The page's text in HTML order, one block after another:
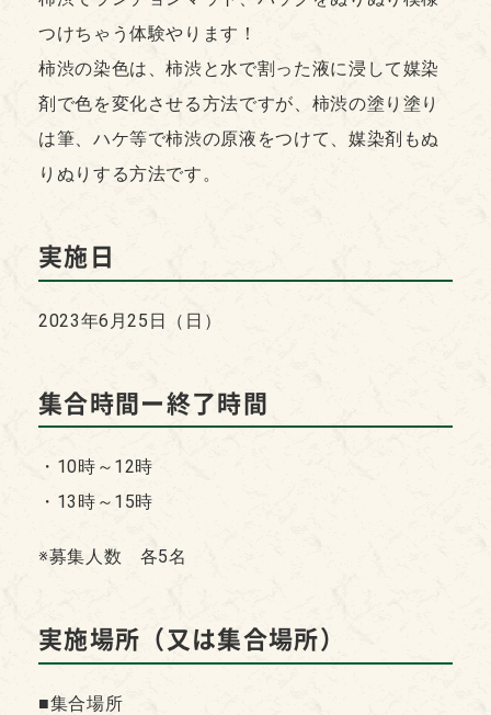
つけちゃう体験やります！
柿渋の染色は、柿渋と水で割った液に浸して媒染
剤で色を変化させる方法ですが、柿渋の塗り塗り
は筆、ハケ等で柿渋の原液をつけて、媒染剤もぬ
りぬりする方法です。
実施日
2023年6月25日（日）
集合時間ー終了時間
・10時～12時
・13時～15時
※募集人数 各5名
実施場所（又は集合場所）
■集合場所